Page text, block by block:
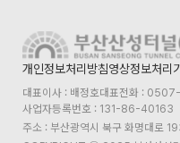
개인정보처리방침영상정보처리
대표이사 : 배정호대표전화 :
사업자등록번호 : 131-86-40163
주소 : 부산광역시 북구 화명대로